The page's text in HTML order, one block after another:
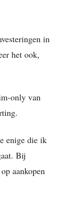
in
het ook,
only van
enige die ik
Bij
aankopen